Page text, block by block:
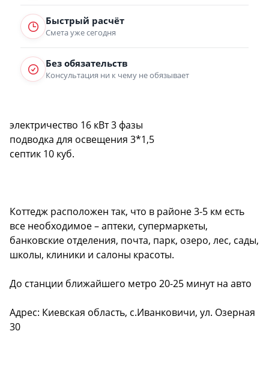
Быстрый расчёт
Смета уже сегодня
Без обязательств
Консультация ни к чему не обязывает
электричество 16 кВт 3 фазы
подводка для освещения 3*1,5
септик 10 куб.
Коттедж расположен так, что в районе 3-5 км есть
все необходимое – аптеки, супермаркеты,
банковские отделения, почта, парк, озеро, лес, сады,
школы, клиники и салоны красоты.
До станции ближайшего метро 20-25 минут на авто
Адрес: Киевская область, с.Иванковичи, ул. Озерная
30